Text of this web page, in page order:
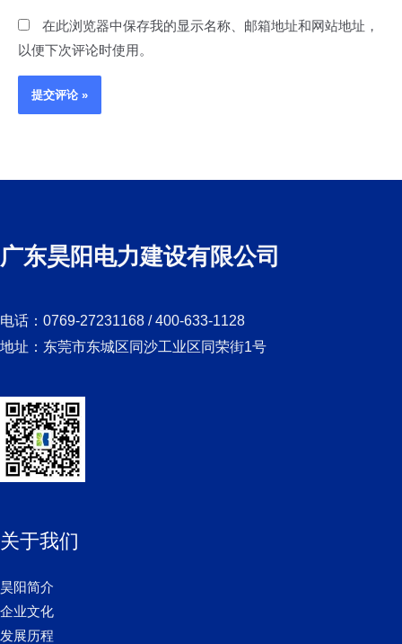
在此浏览器中保存我的显示名称、邮箱地址和网站地址，
以便下次评论时使用。
广东昊阳电力建设有限公司
电话：0769-27231168 / 400-633-1128
地址：东莞市东城区同沙工业区同荣街1号
关于我们
昊阳简介
企业文化
发展历程